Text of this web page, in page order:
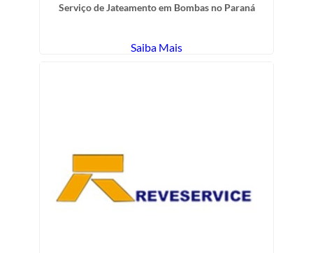
Serviço de Jateamento em Bombas no Paraná
Saiba Mais